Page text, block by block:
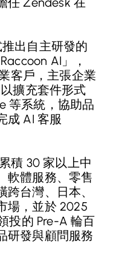
出自主研發的
AI」，
客戶，主張企業
擴充套件形式
等系統，協助品
成 AI 客服
積 30 家以上中
軟體服務、零售
台灣、日本、
場，並於 2025
投的 Pre-A 輪百
研發與顧問服務